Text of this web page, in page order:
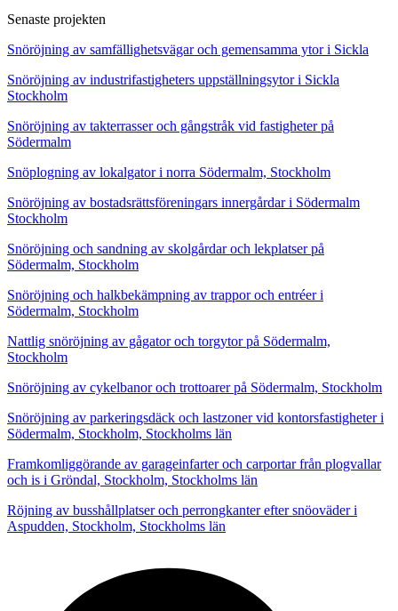
Senaste projekten
Snöröjning av samfällighetsvägar och gemensamma ytor i Sickla
Snöröjning av industrifastigheters uppställningsytor i Sickla
Stockholm
Snöröjning av takterrasser och gångstråk vid fastigheter på
Södermalm
Snöplogning av lokalgator i norra Södermalm, Stockholm
Snöröjning av bostadsrättsföreningars innergårdar i Södermalm
Stockholm
Snöröjning och sandning av skolgårdar och lekplatser på
Södermalm, Stockholm
Snöröjning och halkbekämpning av trappor och entréer i
Södermalm, Stockholm
Nattlig snöröjning av gågator och torgytor på Södermalm,
Stockholm
Snöröjning av cykelbanor och trottoarer på Södermalm, Stockholm
Snöröjning av parkeringsdäck och lastzoner vid kontorsfastigheter i
Södermalm, Stockholm, Stockholms län
Framkomliggörande av garageinfarter och carportar från plogvallar
och is i Gröndal, Stockholm, Stockholms län
Röjning av busshållplatser och perrongkanter efter snöoväder i
Aspudden, Stockholm, Stockholms län